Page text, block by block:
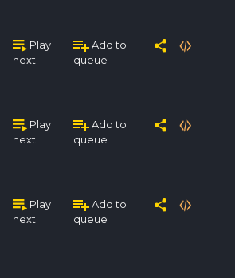
Play
next
Add to
queue
Play
next
Add to
queue
Play
next
Add to
queue